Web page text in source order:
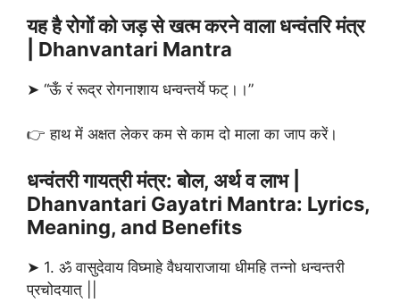
यह है रोगों को जड़ से खत्म करने वाला धन्वंतरि मंत्र
| Dhanvantari Mantra
➤ “ऊँ रं रूद्र रोगनाशाय धन्वन्तर्ये फट्।।”
👉 हाथ में अक्षत लेकर कम से काम दो माला का जाप करें।
धन्वंतरी गायत्री मंत्र: बोल, अर्थ व लाभ |
Dhanvantari Gayatri Mantra: Lyrics,
Meaning, and Benefits
➤ 1. ॐ वासुदेवाय विघ्माहे वैधयाराजाया धीमहि तन्नो धन्वन्तरी
प्रचोदयात् ||